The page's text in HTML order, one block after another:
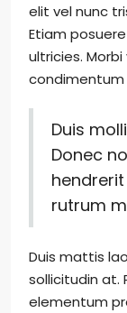
elit vel nunc
Etiam
ultricies.
Duis
Donec
rutrum
Duis mattis
sollicitudin at.
elementum